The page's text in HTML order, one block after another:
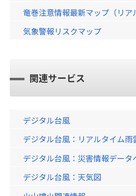
竜巻注意情報最新マップ（リア
気象警報リスクマップ
関連サービス
デジタル台風
デジタル台風：リアルタイム雨
デジタル台風：災害情報データ
デジタル台風：天気図